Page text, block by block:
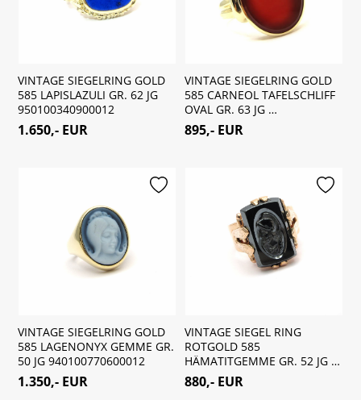
VINTAGE SIEGELRING GOLD
585 LAPISLAZULI GR. 62 JG
950100340900012
1.650,- EUR
VINTAGE SIEGELRING GOLD
585 CARNEOL TAFELSCHLIFF
OVAL GR. 63 JG …
895,- EUR
merken
VINTAGE SIEGELRING GOLD
585 LAGENONYX GEMME GR.
50 JG 940100770600012
1.350,- EUR
merken
VINTAGE SIEGEL RING
ROTGOLD 585
HÄMATITGEMME GR. 52 JG …
880,- EUR